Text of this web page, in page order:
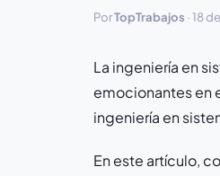
PorTopTrabajos ·18
La ingeniería en
emocionantes en
ingeniería en
En este artículo,